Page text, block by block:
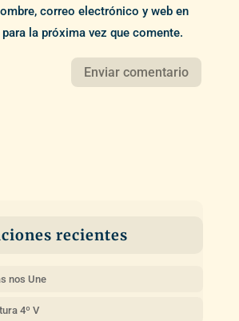
correo electrónico y web en
la próxima vez que comente.
recientes
nos Une
4º V